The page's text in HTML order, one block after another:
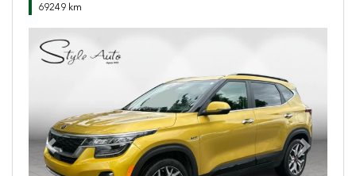
69249 km
Previous Next